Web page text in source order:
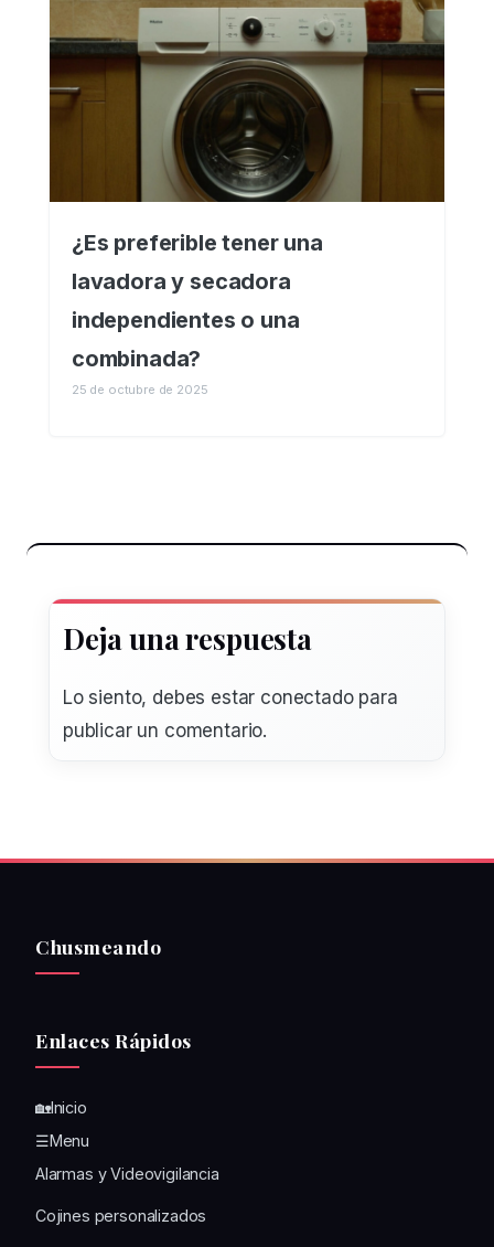
¿Es preferible tener una
lavadora y secadora
independientes o una
combinada?
25 de octubre de 2025
Deja una respuesta
Lo siento, debes estar conectadopara
publicar un comentario.
Chusmeando
Enlaces Rápidos
🏡Inicio
☰Menu
Alarmas y Videovigilancia
Cojines personalizados